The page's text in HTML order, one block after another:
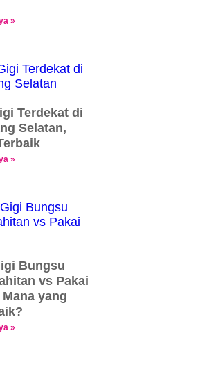
»
Terdekat di
Selatan,
»
Bungsu
vs Pakai
yang
»